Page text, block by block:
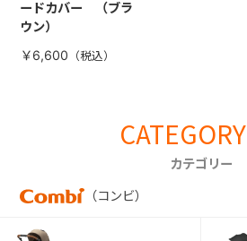
ードカバー （ブラ
ウン）
￥6,600
CATEGORY
カテゴリー
（コンビ）